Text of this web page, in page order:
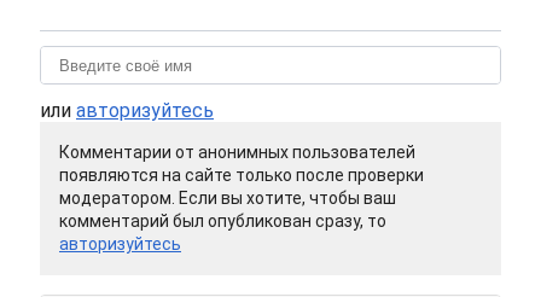
или авторизуйтесь
Комментарии от анонимных пользователей
появляются на сайте только после проверки
модератором. Если вы хотите, чтобы ваш
комментарий был опубликован сразу, то
авторизуйтесь